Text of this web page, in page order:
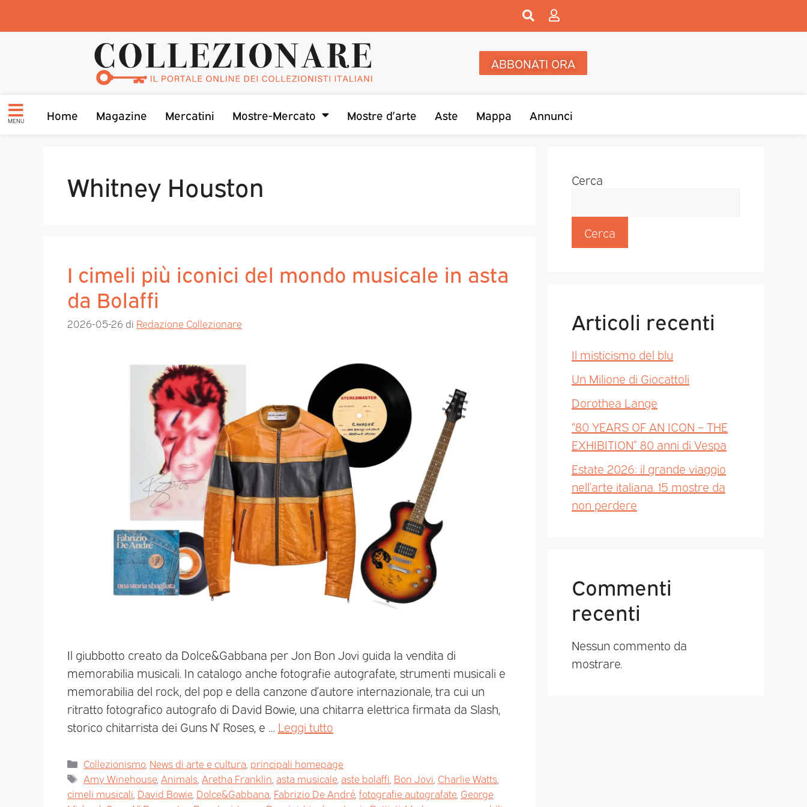
ABBONATI ORA
MENU Home Magazine Mercatini Mostre-Mercato Mostre d’arte Aste Mappa Annunci
Whitney Houston
I cimeli più iconici del mondo musicale in asta
da Bolaffi
2026-05-26 di Redazione Collezionare
Il giubbotto creato da Dolce&Gabbana per Jon Bon Jovi guida la vendita di
memorabilia musicali. In catalogo anche fotografie autografate, strumenti musicali e
memorabilia del rock, del pop e della canzone d’autore internazionale, tra cui un
ritratto fotografico autografo di David Bowie, una chitarra elettrica firmata da Slash,
storico chitarrista dei Guns N’ Roses, e … Leggi tutto
Collezionismo, News di arte e cultura principali homepage
Amy Winehouse,Animals ,Aretha Franklin asta musicale, aste bolaffi Bon Jovi Charlie Watts
cimeli musicali David Bowie, Dolce&Gabbana Fabrizio De André, fotografie autografate, George
Cerca
Cerca
Articoli recenti
Il misticismo del blu
Un Milione di Giocattoli
Dorothea Lange
“80 YEARS OF AN ICON – THE
EXHIBITION” 80 anni di Vespa
Estate 2026: il grande viaggio
nell’arte italiana. 15 mostre da
non perdere
Commenti
recenti
Nessun commento da
mostrare.